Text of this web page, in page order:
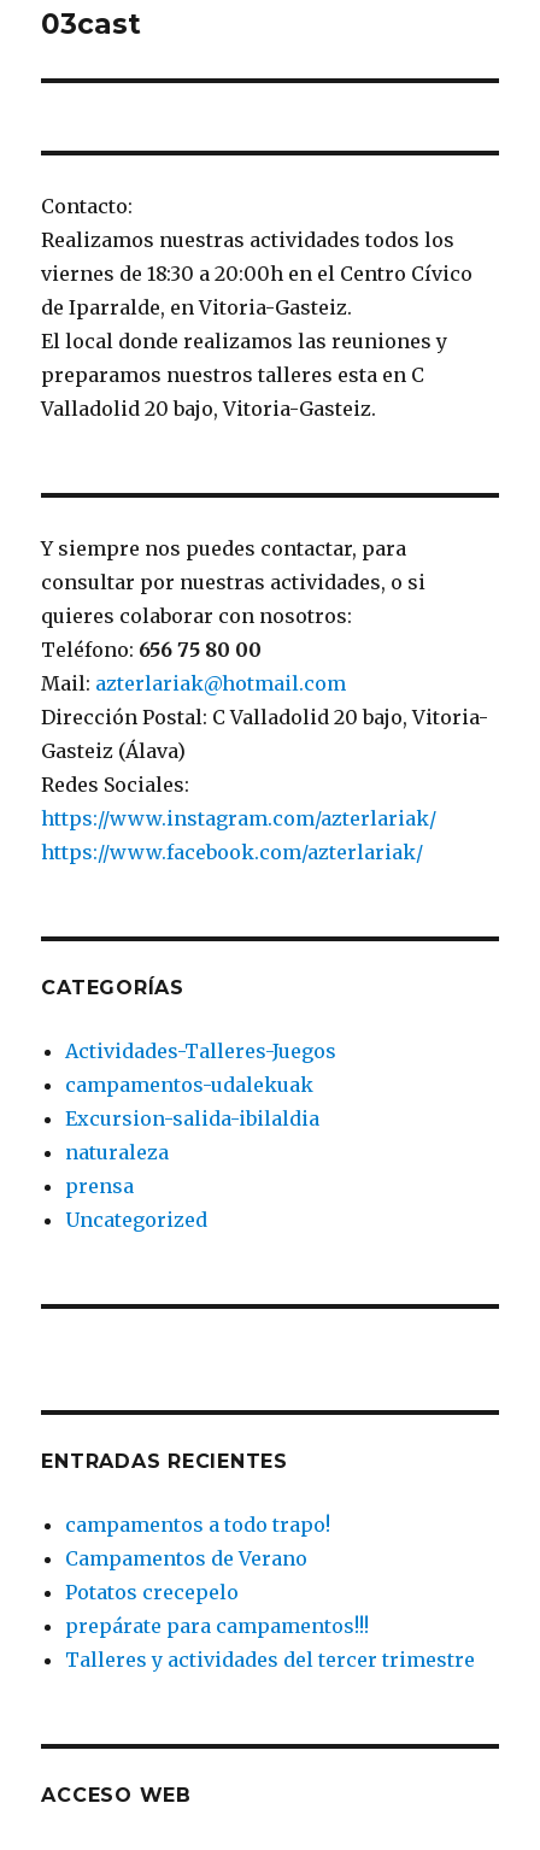
Entrada
03cast
Contacto:
Realizamos nuestras actividades todos los
viernes de 18:30 a 20:00h en el Centro Cívico
de Iparralde, en Vitoria-Gasteiz.
El local donde realizamos las reuniones y
preparamos nuestros talleres esta en C
Valladolid 20 bajo, Vitoria-Gasteiz.
Y siempre nos puedes contactar, para
consultar por nuestras actividades, o si
quieres colaborar con nosotros:
Teléfono: 656 75 80 00
Mail: azterlariak@hotmail.com
Dirección Postal: C Valladolid 20 bajo, Vitoria-
Gasteiz (Álava)
Redes Sociales:
https://www.instagram.com/azterlariak/
https://www.facebook.com/azterlariak/
CATEGORÍAS
Actividades-Talleres-Juegos
campamentos-udalekuak
Excursion-salida-ibilaldia
naturaleza
prensa
Uncategorized
ENTRADAS RECIENTES
campamentos a todo trapo!
Campamentos de Verano
Potatos crecepelo
prepárate para campamentos!!!
Talleres y actividades del tercer trimestre
ACCESO WEB